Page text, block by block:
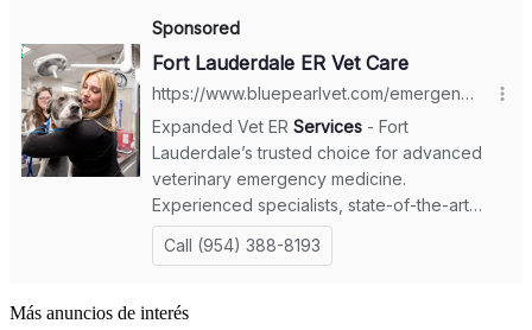
Más anuncios de interés